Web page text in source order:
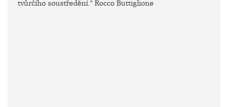
tvůrčího soustředění." Rocco Buttiglione